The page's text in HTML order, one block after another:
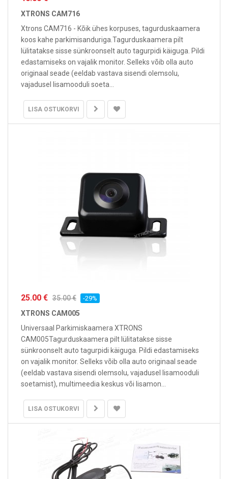
XTRONS CAM716
Xtrons CAM716 - Kõik ühes korpuses, tagurduskaamera
koos kahe parkimisanduriga.Tagurduskaamera pilt
lülitatakse sisse sünkroonselt auto tagurpidi käiguga. Pildi
edastamiseks on vajalik monitor. Selleks võib olla auto
originaal seade (eeldab vastava sisendi olemsolu,
vajadusel lisamooduli soeta...
LISA OSTUKORVI
25.00 € 35.00 € -29%
XTRONS CAM005
Universaal Parkimiskaamera XTRONS
CAM005Tagurduskaamera pilt lülitatakse sisse
sünkroonselt auto tagurpidi käiguga. Pildi edastamiseks
on vajalik monitor. Selleks võib olla auto originaal seade
(eeldab vastava sisendi olemsolu, vajadusel lisamooduli
soetamist), multimeedia keskus või lisamon...
LISA OSTUKORVI